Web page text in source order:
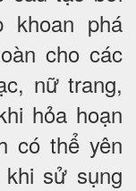
khoan phá
cho các
nữ trang,
hỏa hoạn
có thể yên
sử sụng